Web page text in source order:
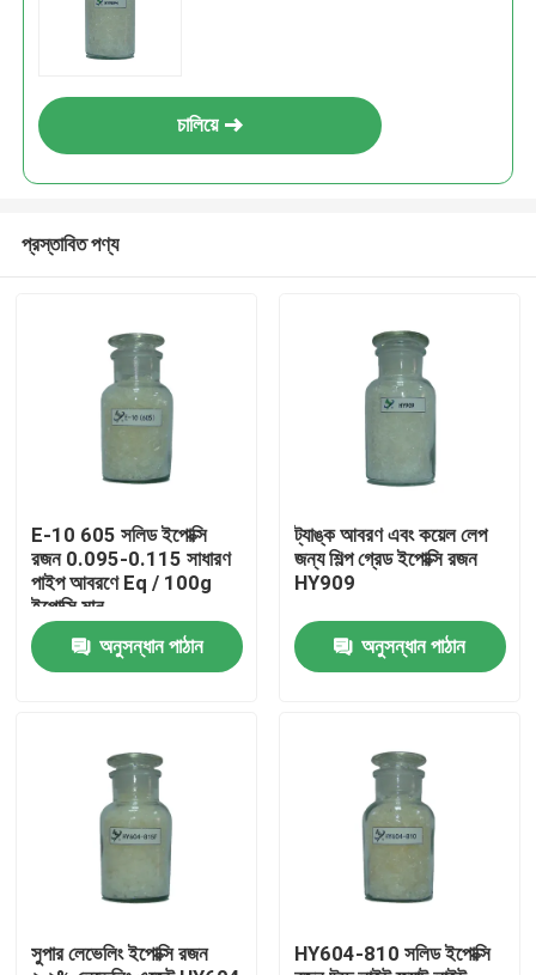
আমাদের সম্পর্কে
চালিয়ে
প্রস্তাবিত পণ্য
E-10 605 সলিড ইপোক্সি
রজন 0.095-0.115 সাধারণ
পাইপ আবরণে Eq / 100g
ইপোক্সি মান
অনুসন্ধান পাঠান
ট্যাঙ্ক আবরণ এবং কয়েল লেপ
জন্য শিল্প গ্রেড ইপোক্সি রজন
HY909
অনুসন্ধান পাঠান
সুপার লেভেলিং ইপোক্সি রজন
HY604-810 সলিড ইপোক্সি